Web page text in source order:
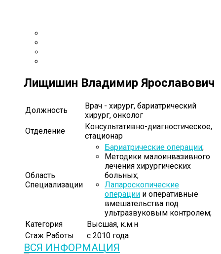
Лищишин Владимир Ярославович
Должность
Врач - хирург, бариатрический
хирург, онколог
Отделение
Консультативно-диагностическое,
стационар
Область
Специализации
Бариатрические операции;
Методики малоинвазивного
лечения хирургических
больных;
Лапароскопические
операции и оперативные
вмешательства под
ультразвуковым контролем;
Категория
Высшая, к.м.н
Стаж Работы
с 2010 года
ВСЯ ИНФОРМАЦИЯ